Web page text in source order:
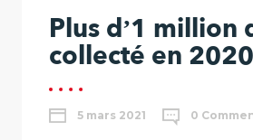
Plus d’1 million
collecté en
5 mars 2021 0